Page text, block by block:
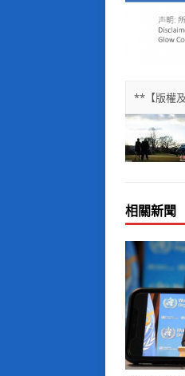
**【版權
相關新聞